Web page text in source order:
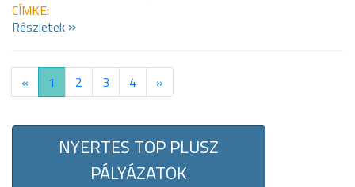
CÍMKE:
Részletek »
« 1 2 3 4 »
NYERTES TOP PLUSZ
PÁLYÁZATOK